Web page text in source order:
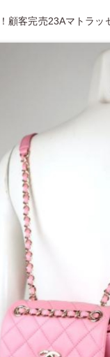
顧客完売23Aマトラッ